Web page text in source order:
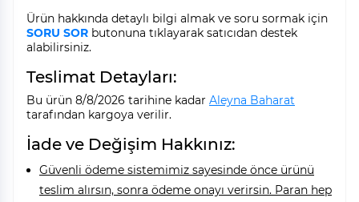
Ürün hakkında detaylı bilgi almak ve soru sormak için
SORU SOR butonuna tıklayarak satıcıdan destek
alabilirsiniz.
Teslimat Detayları:
Bu ürün 8/8/2026 tarihine kadar Aleyna Baharat
tarafından kargoya verilir.
İade ve Değişim Hakkınız:
Güvenli ödeme sistemimiz sayesinde önce ürünü
teslim alırsın, sonra ödeme onayı verirsin. Paran hep